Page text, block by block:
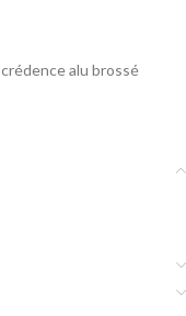
crédence alu brossé